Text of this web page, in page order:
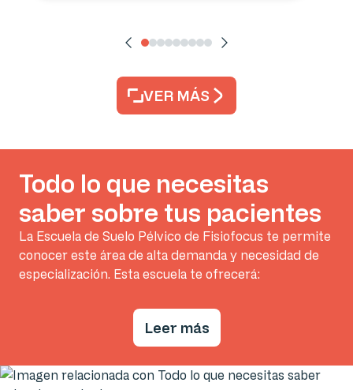
VER MÁS
Todo lo que necesitas
saber sobre tus pacientes
La Escuela de Suelo Pélvico de Fisiofocus te permite
conocer este área de alta demanda y necesidad de
especialización. Esta escuela te ofrecerá:
Leer más